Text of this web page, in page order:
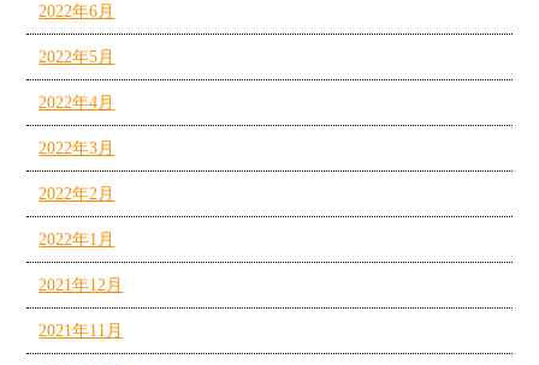
2022年6月
2022年5月
2022年4月
2022年3月
2022年2月
2022年1月
2021年12月
2021年11月